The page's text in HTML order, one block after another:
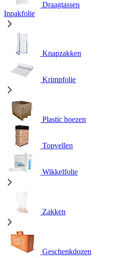
Draagtassen
Inpakfolie
Knapzakken
Krimpfolie
Plastic hoezen
Topvellen
Wikkelfolie
Zakken
Geschenkdozen